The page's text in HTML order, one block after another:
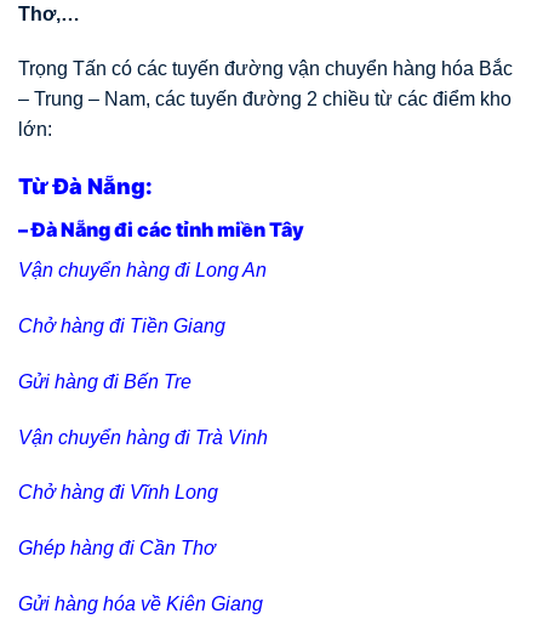
Thơ,…
Trọng Tấn có các tuyến đường vận chuyển hàng hóa Bắc
– Trung – Nam, các tuyến đường 2 chiều từ các điểm kho
lớn:
Từ Đà Nẵng:
– Đà Nẵng đi các tỉnh miền Tây
Vận chuyển hàng đi Long An
Chở hàng đi Tiền Giang
Gửi hàng đi Bến Tre
Vận chuyển hàng đi Trà Vinh
Chở hàng đi Vĩnh Long
Ghép hàng đi Cần Thơ
Gửi hàng hóa về Kiên Giang